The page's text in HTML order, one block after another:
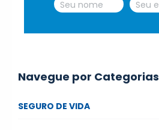
Navegue por Categorias
SEGURO DE VIDA